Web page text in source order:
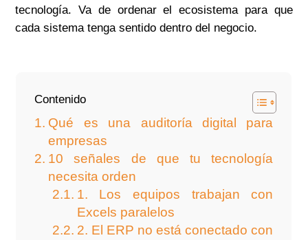
tecnología. Va de ordenar el ecosistema para que
cada sistema tenga sentido dentro del negocio.
Contenido
Qué es una auditoría digital para
empresas
10 señales de que tu tecnología
necesita orden
1. Los equipos trabajan con
Excels paralelos
2. El ERP no está conectado con